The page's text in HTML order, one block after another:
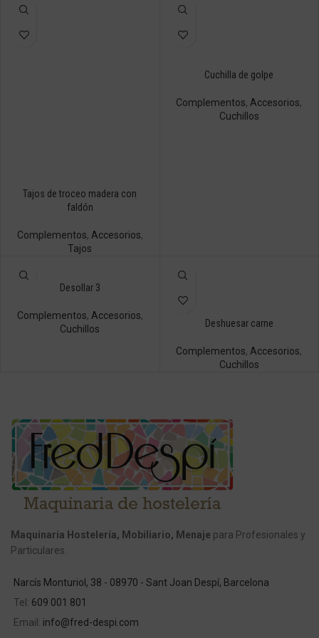
Tajos de troceo madera con
faldón
Complementos, Accesorios,
Tajos
Cuchilla de golpe
Complementos, Accesorios,
Cuchillos
Desollar 3
Complementos, Accesorios,
Cuchillos
Deshuesar carne
Complementos, Accesorios,
Cuchillos
Maquinaria Hostelería, Mobiliario, Menaje para Profesionales y
Particulares.
Narcís Monturiol, 38 - 08970 - Sant Joan Despí, Barcelona
Tel: 609 001 801
Email: info@fred-despi.com